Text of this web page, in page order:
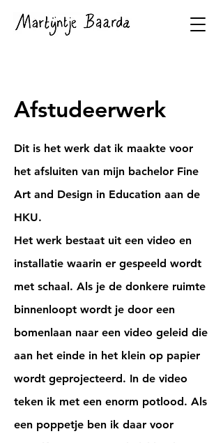
Afstudeerwerk
Dit is het werk dat ik maakte voor
het afsluiten van mijn bachelor Fine
Art and Design in Education aan de
HKU.
Het werk bestaat uit een video en
installatie waarin er gespeeld wordt
met schaal. Als je de donkere ruimte
binnenloopt wordt je door een
bomenlaan naar een video geleid die
aan het einde in het klein op papier
wordt geprojecteerd. In de video
teken ik met een enorm potlood. Als
een poppetje ben ik daar voor